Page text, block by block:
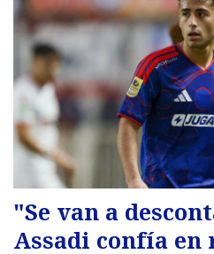
"Se van a
Assadi confía